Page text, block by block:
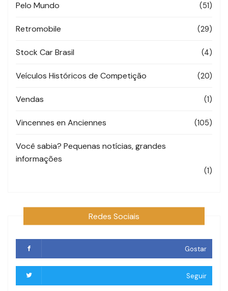
Pelo Mundo (51)
Retromobile (29)
Stock Car Brasil (4)
Veículos Históricos de Competição (20)
Vendas (1)
Vincennes en Anciennes (105)
Você sabia? Pequenas notícias, grandes
informações
(1)
Redes Sociais
Gostar
Seguir